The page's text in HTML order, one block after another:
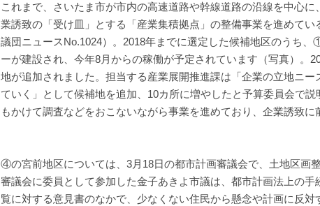
これまで、さいたま市が市内の高速道路や幹線道路の沿線を中心
業誘致の「受け皿」とする「産業集積拠点」の整備事業を進めて
議団ニュースNo.1024）。2018年までに選定した候補地区のうち
ーが建設され、今年8月からの稼働が予定されています（写真）
地が追加されました。担当する産業展開推進課は「企業の立地ニ
ていく」として候補地を追加、10カ所に増やしたと予算委員会で
もかけて調査などをおこないながら事業を進めており、企業誘致に
④の宮前地区については、3月18日の都市計画審議会で、土地区画
審議会に委員として参加した金子あきよ市議は、都市計画法上の
覧に対する意見書のなかで、少なくない住民から懸念や計画に反